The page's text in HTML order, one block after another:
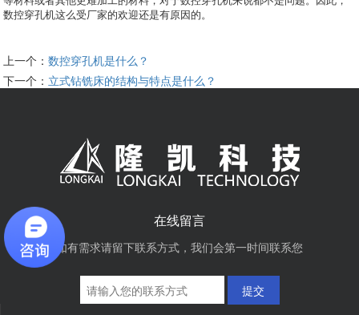
数控穿孔机这么受厂家的欢迎还是有原因的。
上一个：数控穿孔机是什么？
下一个： 立式钻铣床的结构与特点是什么？
在线留言
如有需求请留下联系方式，我们会第一时间联系您
提交